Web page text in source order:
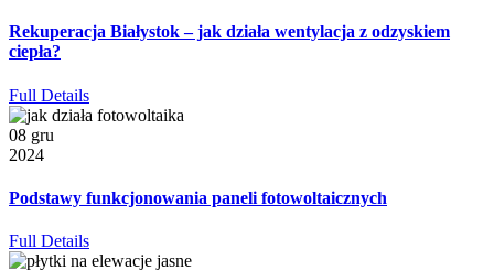
Rekuperacja Białystok – jak działa wentylacja z odzyskiem
ciepła?
Full Details
08 gru
2024
Podstawy funkcjonowania paneli fotowoltaicznych
Full Details